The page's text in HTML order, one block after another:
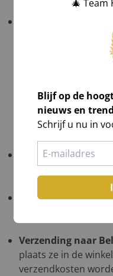
in
Check
op de kopie van
Teken voor
Gratis verzending
excl. btw; DE in
Verzending naar
Verzending naar
plaats ze in de
verzendkosten
🎄 Team
Blijf op de
nieuws en
Schrijf u nu in